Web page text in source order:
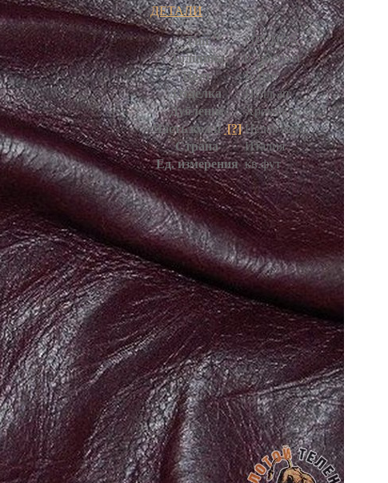
ДЕТАЛИ
Тип
ОВЧИНА
Толщина
0.7-0.9 мм
Цвет
Бордо
Отделка
Пулл-ап
Дубление
Хромовое
Часть кожи[?] Целая кожа
Страна
Италия
Ед. измерения кв.фут